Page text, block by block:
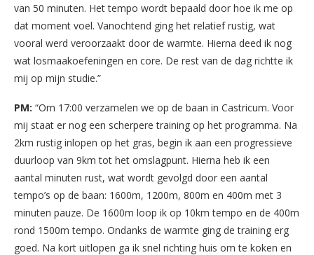
van 50 minuten. Het tempo wordt bepaald door hoe ik me op
dat moment voel. Vanochtend ging het relatief rustig, wat
vooral werd veroorzaakt door de warmte. Hierna deed ik nog
wat losmaakoefeningen en core. De rest van de dag richtte ik
mij op mijn studie.”
PM: “Om 17:00 verzamelen we op de baan in Castricum. Voor
mij staat er nog een scherpere training op het programma. Na
2km rustig inlopen op het gras, begin ik aan een progressieve
duurloop van 9km tot het omslagpunt. Hierna heb ik een
aantal minuten rust, wat wordt gevolgd door een aantal
tempo’s op de baan: 1600m, 1200m, 800m en 400m met 3
minuten pauze. De 1600m loop ik op 10km tempo en de 400m
rond 1500m tempo. Ondanks de warmte ging de training erg
goed. Na kort uitlopen ga ik snel richting huis om te koken en